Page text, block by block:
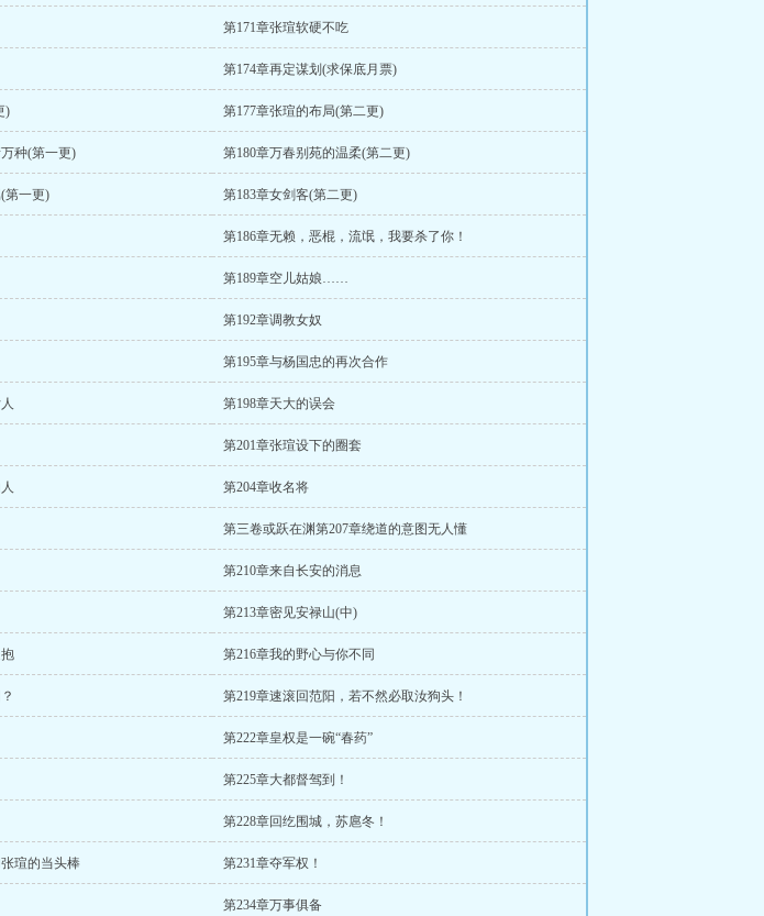
第171章张瑄软硬不吃
第174章再定谋划(求保底月票)
) 第177章张瑄的布局(第二更)
种(第一更) 第180章万春别苑的温柔(第二更)
第一更) 第183章女剑客(第二更)
第186章无赖，恶棍，流氓，我要杀了你！
第189章空儿姑娘……
第192章调教女奴
第195章与杨国忠的再次合作
第198章天大的误会
第201章张瑄设下的圈套
第204章收名将
第三卷或跃在渊第207章绕道的意图无人懂
第210章来自长安的消息
第213章密见安禄山(中)
第216章我的野心与你不同
第219章速滚回范阳，若不然必取汝狗头！
第222章皇权是一碗“春药”
第225章大都督驾到！
第228章回纥围城，苏扈冬！
瑄的当头棒 第231章夺军权！
第234章万事俱备